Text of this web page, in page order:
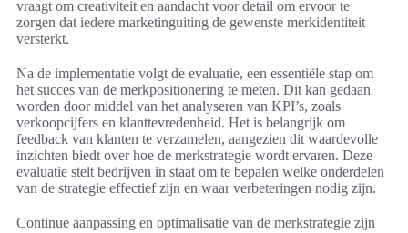
vraagt om creativiteit en aandacht voor detail om ervoor te
zorgen dat iedere marketinguiting de gewenste merkidentiteit
versterkt.
Na de implementatie volgt de evaluatie, een essentiële stap om
het succes van de merkpositionering te meten. Dit kan gedaan
worden door middel van het analyseren van KPI’s, zoals
verkoopcijfers en klanttevredenheid. Het is belangrijk om
feedback van klanten te verzamelen, aangezien dit waardevolle
inzichten biedt over hoe de merkstrategie wordt ervaren. Deze
evaluatie stelt bedrijven in staat om te bepalen welke onderdelen
van de strategie effectief zijn en waar verbeteringen nodig zijn.
Continue aanpassing en optimalisatie van de merkstrategie zijn